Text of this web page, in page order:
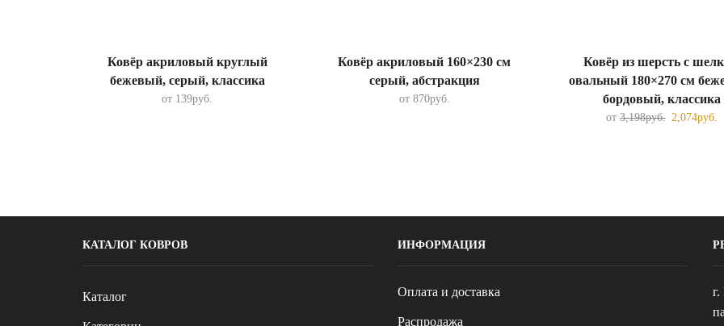
Ковёр акриловый круглый
бежевый, серый, классика
от 139руб.
Ковёр акриловый 160×230 см
серый, абстракция
от 870руб.
Ковёр из шерсть с
овальный 180×270 см
бордовый, классика
от3,198руб. 2,074руб.
КАТАЛОГ КОВРОВ
Каталог
ИНФОРМАЦИЯ
Оплата и доставка
Распродажа